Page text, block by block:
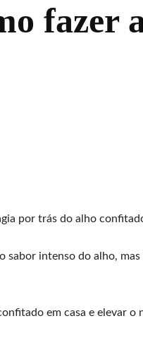
por trás do alho
sabor intenso do alho,
em casa e elevar o